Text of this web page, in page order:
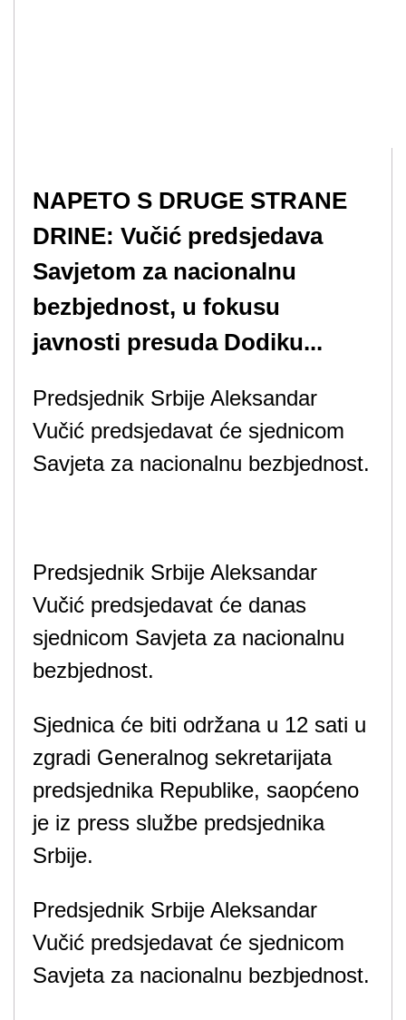
NAPETO S DRUGE STRANE
DRINE: Vučić predsjedava
Savjetom za nacionalnu
bezbjednost, u fokusu
javnosti presuda Dodiku...
Predsjednik Srbije Aleksandar
Vučić predsjedavat će sjednicom
Savjeta za nacionalnu bezbjednost.
Predsjednik Srbije Aleksandar
Vučić predsjedavat će danas
sjednicom Savjeta za nacionalnu
bezbjednost.
Sjednica će biti održana u 12 sati u
zgradi Generalnog sekretarijata
predsjednika Republike, saopćeno
je iz press službe predsjednika
Srbije.
Predsjednik Srbije Aleksandar
Vučić predsjedavat će sjednicom
Savjeta za nacionalnu bezbjednost.